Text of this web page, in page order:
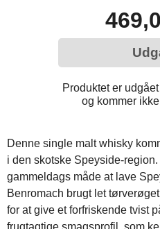
Produktet er
og kommer
Denne single malt whisky
i den skotske Speyside-
gammeldags måde at lave
Benromach brugt let
for at give et forfriskende tvist
frugtagtige smagsprofil, som